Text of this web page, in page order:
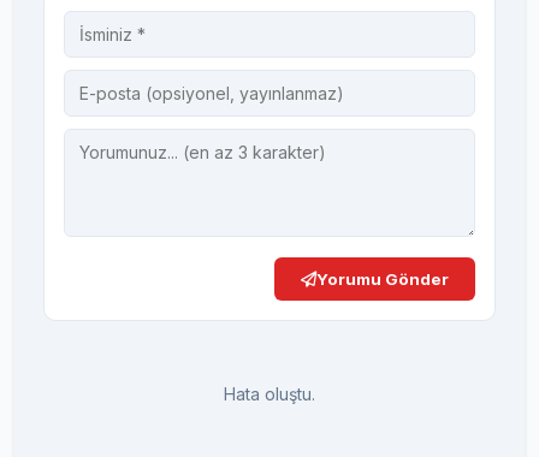
Yorumu Gönder
Hata oluştu.